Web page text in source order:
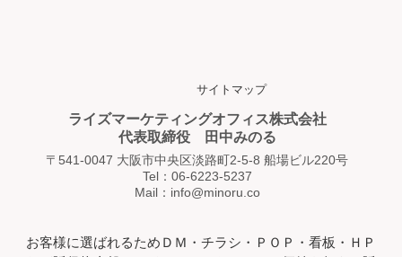
サイトマップ
ライズマーケティングオフィス株式会社
代表取締役 田中みのる
〒541-0047 大阪市中央区淡路町2-5-8 船場ビル220号
Tel：06-6223-5237
Mail：info@minoru.co
お客様に選ばれるためＤＭ・チラシ・ＰＯＰ・看板・ＨＰ